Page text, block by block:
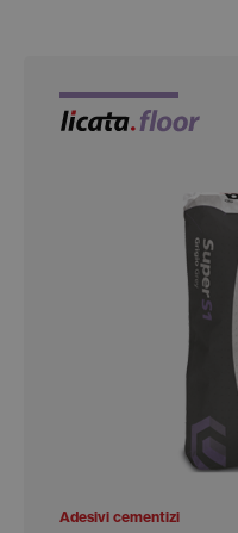
Adesivi cementizi